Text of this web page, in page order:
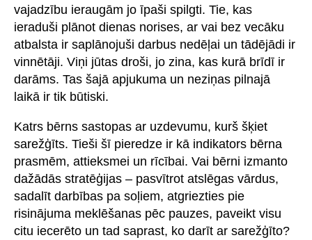
vajadzību ieraugām jo īpaši spilgti. Tie, kas
ieraduši plānot dienas norises, ar vai bez vecāku
atbalsta ir saplānojuši darbus nedēļai un tādējādi ir
vinnētāji. Viņi jūtas droši, jo zina, kas kurā brīdī ir
darāms. Tas šajā apjukuma un neziņas pilnajā
laikā ir tik būtiski.
Katrs bērns sastopas ar uzdevumu, kurš šķiet
sarežģīts. Tieši šī pieredze ir kā indikators bērna
prasmēm, attieksmei un rīcībai. Vai bērni izmanto
dažādās stratēģijas – pasvītrot atslēgas vārdus,
sadalīt darbības pa soļiem, atgriezties pie
risinājuma meklēšanas pēc pauzes, paveikt visu
citu iecerēto un tad saprast, ko darīt ar sarežģīto?